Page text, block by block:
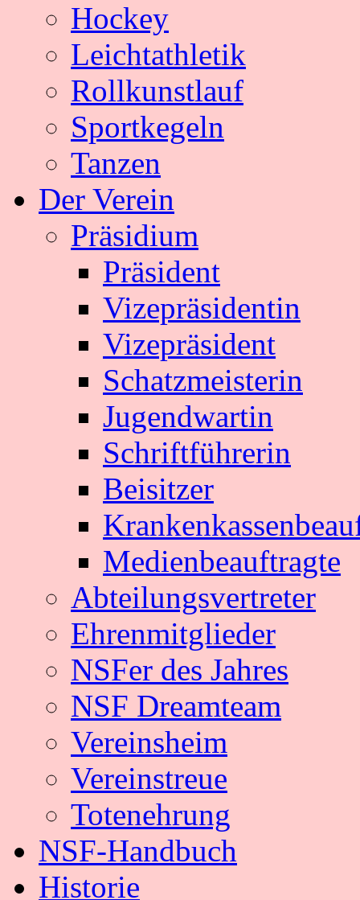
Hockey
Leichtathletik
Rollkunstlauf
Sportkegeln
Tanzen
Der Verein
Präsidium
Präsident
Vizepräsidentin
Vizepräsident
Schatzmeisterin
Jugendwartin
Schriftführerin
Beisitzer
Medienbeauftragte
Abteilungsvertreter
Ehrenmitglieder
NSFer des Jahres
NSF Dreamteam
Vereinsheim
Vereinstreue
Totenehrung
NSF-Handbuch
Historie